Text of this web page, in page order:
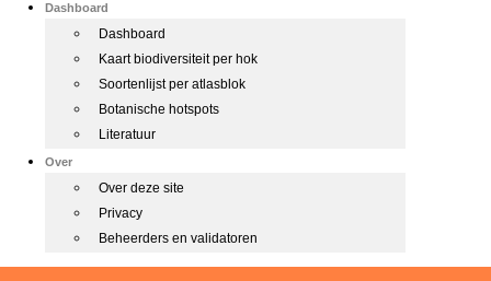
Dashboard
Dashboard
Kaart biodiversiteit per hok
Soortenlijst per atlasblok
Botanische hotspots
Literatuur
Over
Over deze site
Privacy
Beheerders en validatoren